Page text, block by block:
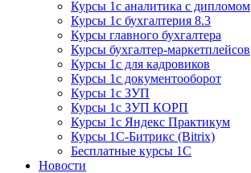
Курсы 1с аналитика с дипломом
Курсы 1с бухгалтерия 8.3
Курсы главного бухгалтера
Курсы бухгалтер-маркетплейсов
Курсы 1с для кадровиков
Курсы 1с документооборот
Курсы 1с ЗУП
Курсы 1с ЗУП КОРП
Курсы 1с Яндекс Практикум
Курсы 1С-Битрикс (Bitrix)
Бесплатные курсы 1С
Новости